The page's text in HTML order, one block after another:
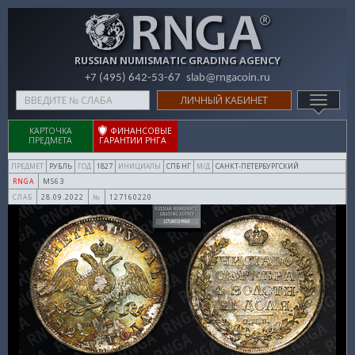
RUSSIAN NUMISMATIC GRADING AGENCY
+7 (495) 642-53-67 slab@rngacoin.ru
Type
your
search
here
ЛИЧНЫЙ КАБИНЕТ
КАРТОЧКА
ПРЕДМЕТА
ФИНАНСОВЫЕ
ГАРАНТИИ РНГА
ПРЕДМЕТ РУБЛЬ ГОД 1827 ИНИЦИАЛЫ СПБ НГ М/Д САНКТ-ПЕТЕРБУРГСКИЙ
RNGA MS63
СЛАБ 28.09.2022 № 127160220